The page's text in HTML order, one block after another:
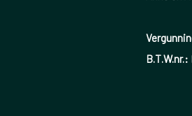
B.T.W.nr.: